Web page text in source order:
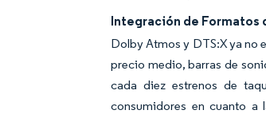
Integración de Formatos
Dolby Atmos y DTS:X ya no
precio medio, barras de
cada diez estrenos de
consumidores en cuanto